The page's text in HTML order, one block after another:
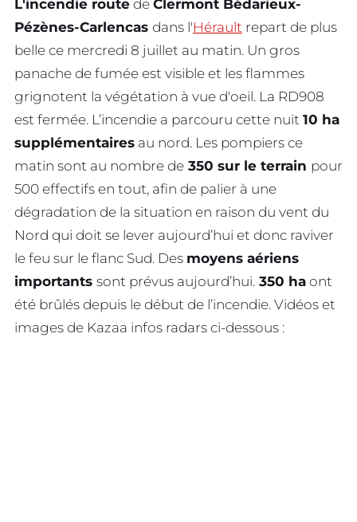
L'incendie route de Clermont Bédarieux-
Pézènes-Carlencas dans l'Hérault repart de plus
belle ce mercredi 8 juillet au matin. Un gros
panache de fumée est visible et les flammes
grignotent la végétation à vue d'oeil. La RD908
est fermée. L’incendie a parcouru cette nuit 10 ha
supplémentaires au nord. Les pompiers ce
matin sont au nombre de 350 sur le terrain pour
500 effectifs en tout, afin de palier à une
dégradation de la situation en raison du vent du
Nord qui doit se lever aujourd’hui et donc raviver
le feu sur le flanc Sud. Des moyens aériens
importants sont prévus aujourd’hui. 350 ha ont
été brûlés depuis le début de l’incendie. Vidéos et
images de Kazaa infos radars ci-dessous :